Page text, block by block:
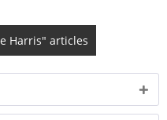
Harris" articles